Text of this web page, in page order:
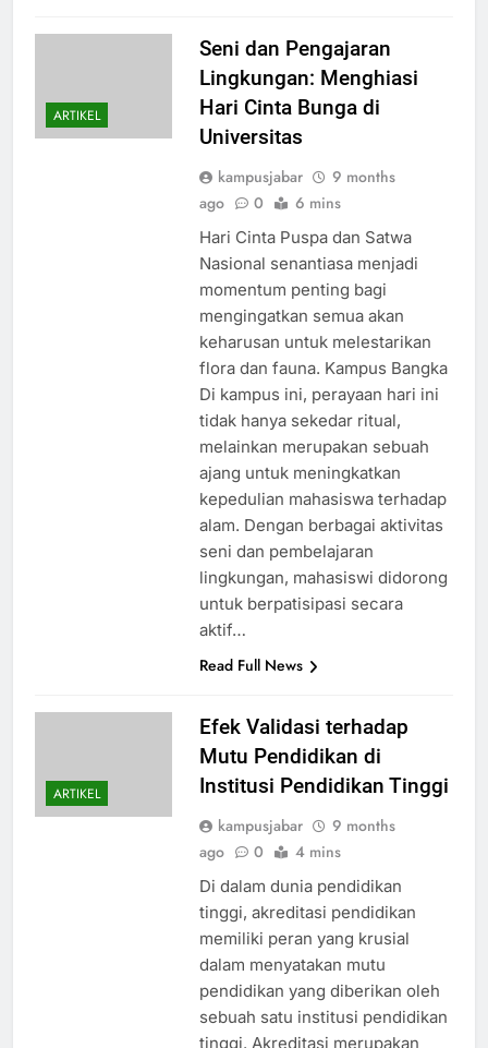
ARTIKEL
Seni dan Pengajaran
Lingkungan: Menghiasi
Hari Cinta Bunga di
Universitas
kampusjabar
9 months
ago
0 6 mins
Hari Cinta Puspa dan Satwa
Nasional senantiasa menjadi
momentum penting bagi
mengingatkan semua akan
keharusan untuk melestarikan
flora dan fauna. Kampus Bangka
Di kampus ini, perayaan hari ini
tidak hanya sekedar ritual,
melainkan merupakan sebuah
ajang untuk meningkatkan
kepedulian mahasiswa terhadap
alam. Dengan berbagai aktivitas
seni dan pembelajaran
lingkungan, mahasiswi didorong
untuk berpatisipasi secara
aktif…
Read Full News
ARTIKEL
Efek Validasi terhadap
Mutu Pendidikan di
Institusi Pendidikan Tinggi
kampusjabar
9 months
ago
0 4 mins
Di dalam dunia pendidikan
tinggi, akreditasi pendidikan
memiliki peran yang krusial
dalam menyatakan mutu
pendidikan yang diberikan oleh
sebuah satu institusi pendidikan
tinggi. Akreditasi merupakan